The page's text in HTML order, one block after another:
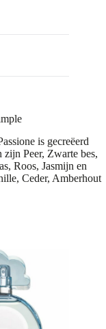
is gecreëerd
Peer, Zwarte bes,
Roos, Jasmijn en
Ceder, Amberhout